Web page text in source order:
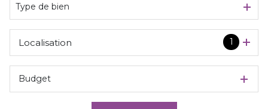
Type de bien
1
Localisation
Budget